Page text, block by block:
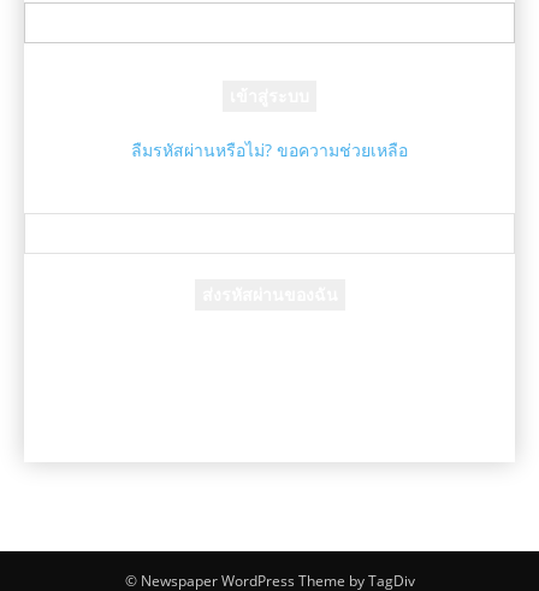
ลืมรหัสผ่านหรือไม่? ขอความช่วยเหลือ
© Newspaper WordPress Theme by TagDiv